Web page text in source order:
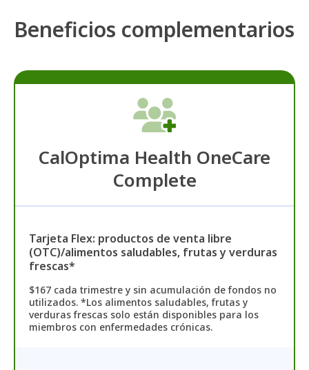
Beneficios complementarios
CalOptima Health OneCare
Complete
Tarjeta Flex: productos de venta libre
(OTC)/alimentos saludables, frutas y verduras
frescas*
$167 cada trimestre y sin acumulación de fondos no
utilizados. *Los alimentos saludables, frutas y
verduras frescas solo están disponibles para los
miembros con enfermedades crónicas.